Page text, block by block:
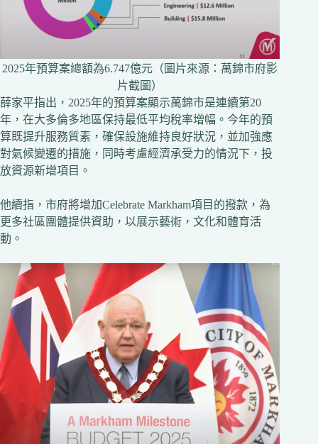
2025年預算案總額為6.747億元（圖片來源：萬錦市府影
片截圖）
薛家平指出，2025年的預算案顯示萬錦市是連續第20
年，在大多倫多地區保持最低平均稅率增幅。今年的預
算既提升服務質素，確保設施維持良好狀況，並加強應
對氣候變遷的措施，同時考慮經濟承受力的情況下，投
放資源新增項目。
他續指，市府將增加Celebrate Markham項目的撥款，為
更多社區團體提供資助，以展示藝術，文化和體育活
動。